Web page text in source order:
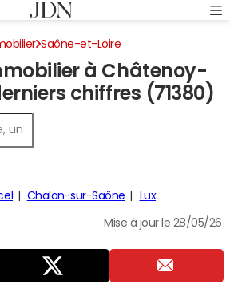
Saône-et-Loire
à Châtenoy-
chiffres (71380)
Chalon-sur-Saône Lux
Mise à jour le 28/05/26